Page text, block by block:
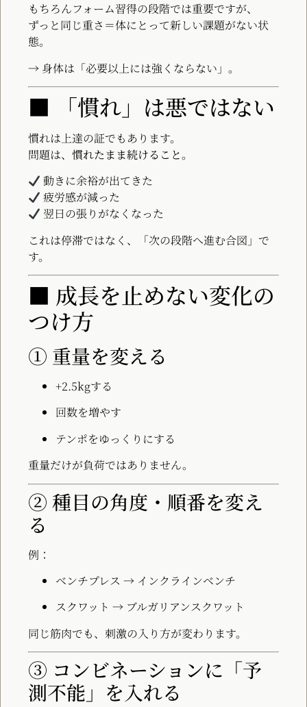
もちろんフォーム習得の段階では重要ですが、
ずっと同じ重さ＝体にとって新しい課題がない状
態。
→ 身体は「必要以上には強くならない」。
■ 「慣れ」は悪ではない
慣れは上達の証でもあります。
問題は、 慣れたまま続けること。
動きに余裕が出てきた
疲労感が減った
翌日の張りがなくなった
これは停滞ではなく、「次の段階へ進む合図」で
す。
■ 成長を止めない変化の
つけ方
① 重量を変える
+2.5kgする
回数を増やす
テンポをゆっくりにする
重量だけが負荷ではありません。
② 種目の角度・順番を変え
る
例：
ベンチプレス → インクラインベンチ
スクワット → ブルガリアンスクワット
同じ筋肉でも、刺激の入り方が変わります。
③ コンビネーションに「予
測不能」を入れる